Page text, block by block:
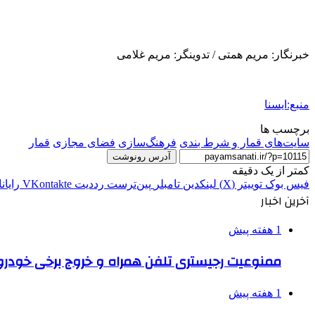
خبرنگار: مریم همتی / تدوینگر: مریم غلامی
منبع:ایسنا
برچسب ها
سایت‌های قمار و شرط بندی فرهنگ‌سازی فضای مجازی قمار
آدرس رونوشت
کمتر از یک دقیقه
فیس بوک توییتر (X) لینکدین ‫تامبلر ‫پین‌ترست ‫رددیت ‫VKontakte
آخرین اخبار
1 هفته پیش
ممنوعیت رجیستری تلفن همراه و خروج برخی
1 هفته پیش